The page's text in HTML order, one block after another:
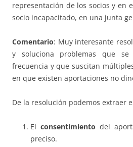
representación de los socios y en
socio incapacitado, en una junta
Comentario: Muy interesante
y soluciona problemas que
frecuencia y que suscitan
en que existen aportaciones no
De la resolución podemos extraer
Elconsentimiento del
preciso.